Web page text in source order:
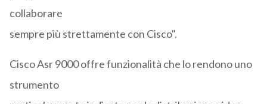
collaborare
sempre più strettamente con Cisco".
Cisco Asr 9000 offre funzionalità che lo rendono uno
strumento